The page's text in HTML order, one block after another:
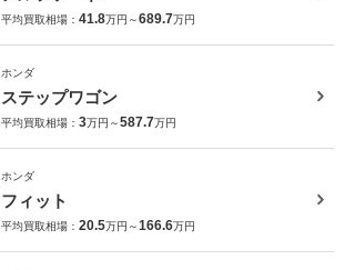
平均買取相場： 41.8万円～689.7万円
ホンダ
ステップワゴン
平均買取相場： 3万円～587.7万円
ホンダ
フィット
平均買取相場： 20.5万円～166.6万円